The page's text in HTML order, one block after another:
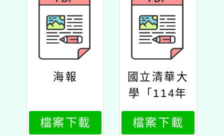
海報
檔案下載
國立清華大
學「114年
度中小學雙
語教學在職
檔案下載